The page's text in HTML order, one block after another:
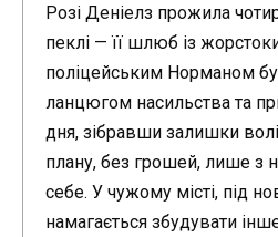
Розі Деніелз прожила
пеклі — її шлюб із
поліцейським Норманом
ланцюгом насильства та
дня, зібравши залишки
плану, без грошей, лише з
себе. У чужому місті, під
намагається збудувати